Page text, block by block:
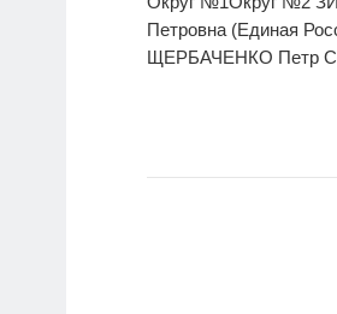
Петровна (Единая
ЩЕРБАЧЕНКО Петр